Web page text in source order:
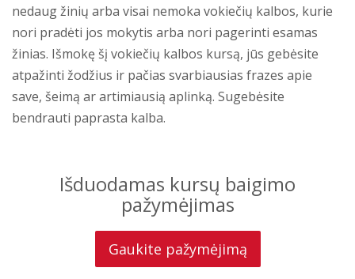
nedaug žinių arba visai nemoka vokiečių kalbos, kurie
nori pradėti jos mokytis arba nori pagerinti esamas
žinias. Išmokę šį vokiečių kalbos kursą, jūs gebėsite
atpažinti žodžius ir pačias svarbiausias frazes apie
save, šeimą ar artimiausią aplinką. Sugebėsite
bendrauti paprasta kalba.
Išduodamas kursų baigimo
pažymėjimas
Gaukite pažymėjimą